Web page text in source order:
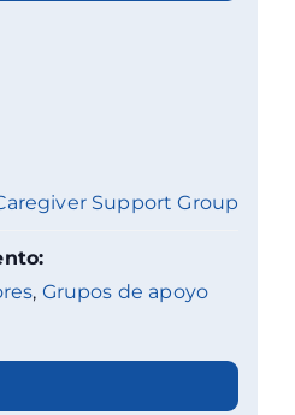
Support Group
, Grupos de apoyo